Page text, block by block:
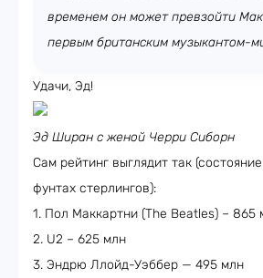
временем он может превзойти
первым британским музыкантом-
Удачи, Эд!
Эд Ширан с женой Черри Сиборн
Сам рейтинг выглядит так
фунтах стерлингов):
1. Пол Маккартни (The Beatles) – 865
2. U2 – 625 млн
3. Эндрю Ллойд-Уэббер — 495 млн